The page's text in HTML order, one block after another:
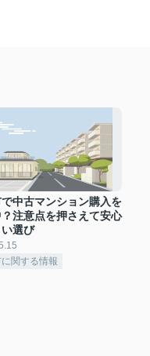
中古マンション購入を
注意点を押さえて安心
選び
関する情報